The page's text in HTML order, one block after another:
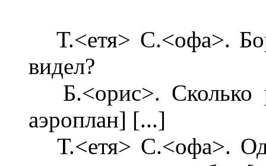
Т.<етя> С.<офа>.
видел?
Б.<орис>. Сколько
аэроплан] [...]
Т.<етя> С.<офа>.